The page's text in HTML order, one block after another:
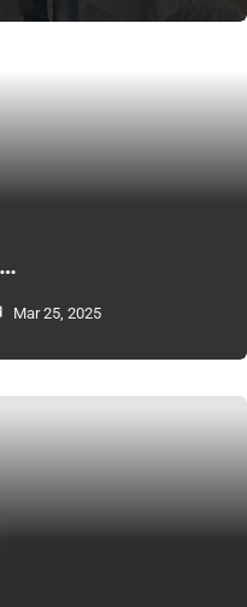
Mar 25, 2025